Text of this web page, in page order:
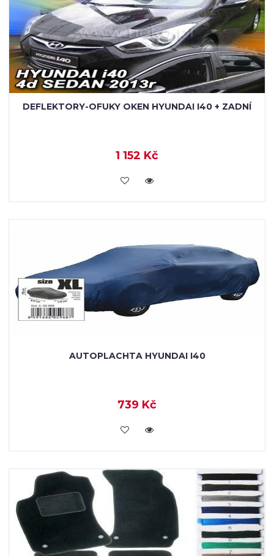
DEFLEKTORY-OFUKY OKEN HYUNDAI I40 + ZADNÍ
1 152 Kč
KOUPIT
AUTOPLACHTA HYUNDAI I40
739 Kč
KOUPIT